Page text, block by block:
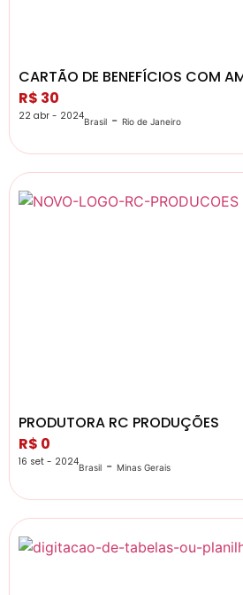
CARTÃO DE BENEFÍCIOS COM
R$ 30
22 abr - 2024Brasil - Rio de Janeiro
PRODUTORA RC PRODUÇÕES
R$ 0
16 set - 2024Brasil - Minas Gerais